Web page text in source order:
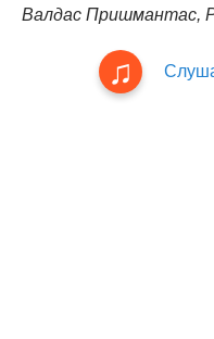
Валдас Пришмантас,